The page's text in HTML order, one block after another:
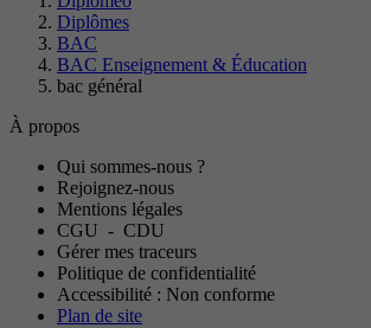
Diplômes
BAC
BAC Enseignement & Éducation
bac général
À propos
Qui sommes-nous ?
Rejoignez-nous
Mentions légales
CGU - CDU
Gérer mes traceurs
Politique de confidentialité
Accessibilité : Non conforme
Plan de site